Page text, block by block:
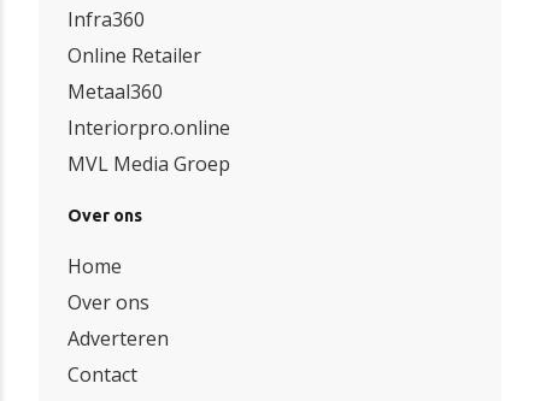
Infra360
Online Retailer
Metaal360
Interiorpro.online
MVL Media Groep
Over ons
Home
Over ons
Adverteren
Contact